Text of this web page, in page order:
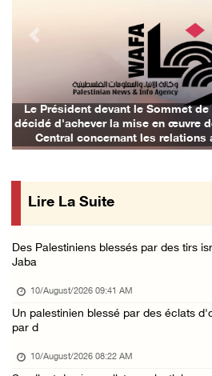
09/August/2026 04:41 PM
Shahin : La réunion d’Amman
09/August/2026 04:23 PM
Des ministres et des membres de
09/August/2026 02:36 PM
Les colons déracinent des dizaines
133 colons israéliens font irruption
Des cultures endommagées après
09/August/2026 12:03 PM
Gaza : le bilan de la guerre atteint
Le Président devant le Sommet
décidé d'achever la mise en œuvre
Central concernant les relations
Previous
Lire La Suite
Des Palestiniens blessés par des tirs
Jaba
10/August/2026 09:41 AM
Un palestinien blessé par des éclats
par d
10/August/2026 08:22 AM